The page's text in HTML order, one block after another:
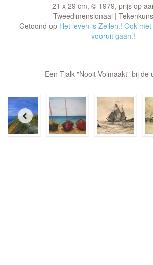
21 x 29 cm, © 1979, prijs op
Tweedimensionaal |
Getoond op Het leven is Zeilen.! Ook
vooruit gaan.!
Een Tjalk "Nooit Volmaakt" bij de